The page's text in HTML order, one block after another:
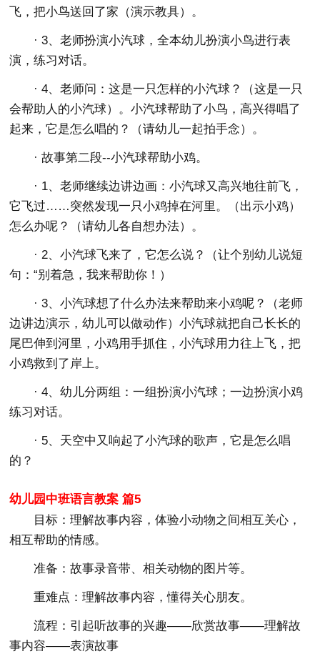
飞，把小鸟送回了家（演示教具）。
· 3、老师扮演小汽球，全本幼儿扮演小鸟进行表
演，练习对话。
· 4、老师问：这是一只怎样的小汽球？（这是一只
会帮助人的小汽球）。小汽球帮助了小鸟，高兴得唱了
起来，它是怎么唱的？（请幼儿一起拍手念）。
· 故事第二段--小汽球帮助小鸡。
· 1、老师继续边讲边画：小汽球又高兴地往前飞，
它飞过……突然发现一只小鸡掉在河里。（出示小鸡）
怎么办呢？（请幼儿各自想办法）。
· 2、小汽球飞来了，它怎么说？（让个别幼儿说短
句：“别着急，我来帮助你！）
· 3、小汽球想了什么办法来帮助来小鸡呢？（老师
边讲边演示，幼儿可以做动作）小汽球就把自己长长的
尾巴伸到河里，小鸡用手抓住，小汽球用力往上飞，把
小鸡救到了岸上。
· 4、幼儿分两组：一组扮演小汽球；一边扮演小鸡
练习对话。
· 5、天空中又响起了小汽球的歌声，它是怎么唱
的？
幼儿园中班语言教案 篇5
目标：理解故事内容，体验小动物之间相互关心，
相互帮助的情感。
准备：故事录音带、相关动物的图片等。
重难点：理解故事内容，懂得关心朋友。
流程： 引起听故事的兴趣――欣赏故事――理解故
事内容――表演故事